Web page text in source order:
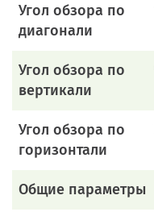
Угол обзора по
диагонали
Угол обзора по
вертикали
Угол обзора по
горизонтали
Общие параметры